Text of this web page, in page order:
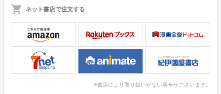
ネット書店で注文する
※書店により取り扱いがない場合がございます。